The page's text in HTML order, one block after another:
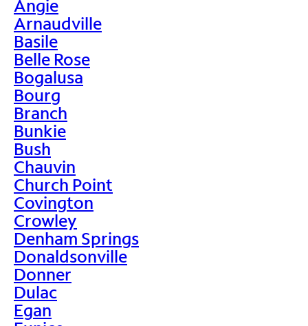
Angie
Arnaudville
Basile
Belle Rose
Bogalusa
Bourg
Branch
Bunkie
Bush
Chauvin
Church Point
Covington
Crowley
Denham Springs
Donaldsonville
Donner
Dulac
Egan